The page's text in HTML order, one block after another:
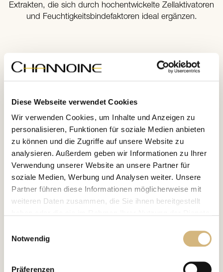
Diese Webseite verwendet Cookies
Wir verwenden Cookies, um Inhalte und Anzeigen zu
personalisieren, Funktionen für soziale Medien anbieten
zu können und die Zugriffe auf unsere Website zu
analysieren. Außerdem geben wir Informationen zu Ihrer
Verwendung unserer Website an unsere Partner für
soziale Medien, Werbung und Analysen weiter. Unsere
Partner führen diese Informationen möglicherweise mit
weiteren Daten zusammen, die Sie ihnen bereitgestellt
und im
mehr darüber, wer wir sind, wie Sie uns
Notwendig
Präferenzen
Extrakten, die sich durch hochentwickelte Zellaktivatoren
und Feuchtigkeitsbindefaktoren ideal ergänzen.
Ergiebigkeit
von Shampoo und Conditioner der Glam Style Hair
nicht auf die Menge, sondern auf die Wirkstoffe an!
Haare wieSamt und Seide
2 Pflegeschritte, sensationeller Effekt
Luxus bis in die Haarspitzen